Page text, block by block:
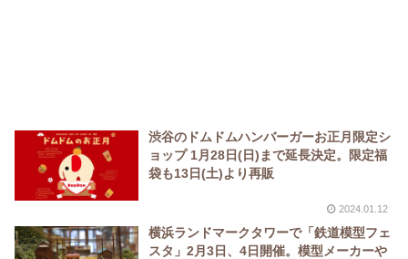
渋谷のドムドムハンバーガーお正月限定シ
ョップ 1月28日(日)まで延長決定。限定福
袋も13日(土)より再販
2024.01.12
横浜ランドマークタワーで「鉄道模型フェ
スタ」2月3日、4日開催。模型メーカーや